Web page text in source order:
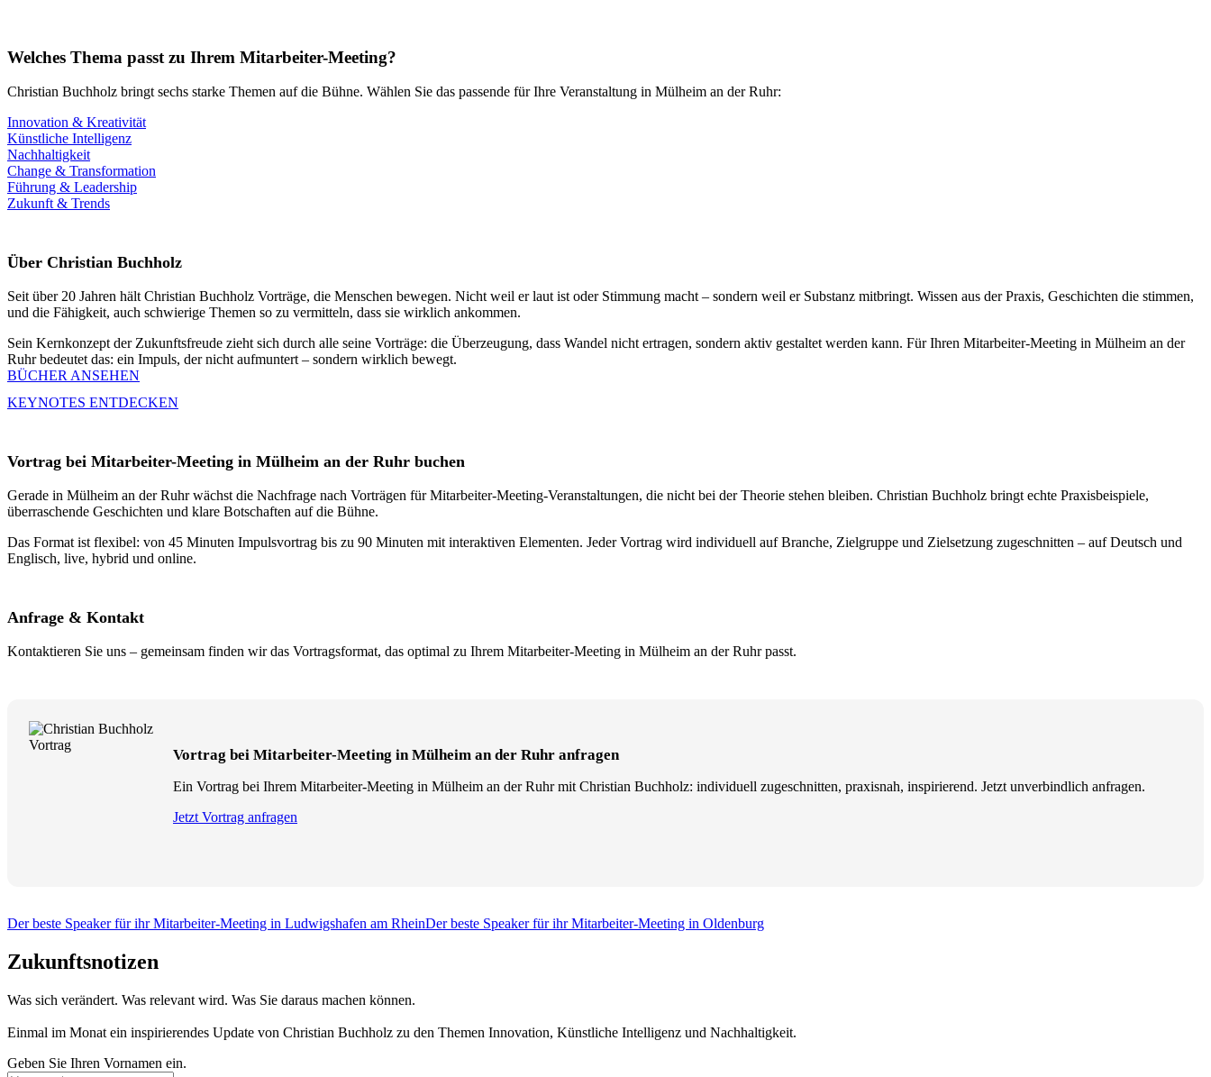
Welches Thema passt zu Ihrem Mitarbeiter-Meeting?
Christian Buchholz bringt sechs starke Themen auf die Bühne. Wählen Sie das passende für Ihre Veranstaltung in Mülheim an der Ruhr:
Innovation & Kreativität
Künstliche Intelligenz
Nachhaltigkeit
Change & Transformation
Führung & Leadership
Zukunft & Trends
Über Christian Buchholz
Seit über 20 Jahren hält Christian Buchholz Vorträge, die Menschen bewegen. Nicht weil er laut ist oder Stimmung macht – sondern weil er Substanz mitbringt. Wissen aus der Praxis, Geschichten die stimmen,
und die Fähigkeit, auch schwierige Themen so zu vermitteln, dass sie wirklich ankommen.
Sein Kernkonzept der Zukunftsfreude zieht sich durch alle seine Vorträge: die Überzeugung, dass Wandel nicht ertragen, sondern aktiv gestaltet werden kann. Für Ihren Mitarbeiter-Meeting in Mülheim an der
Ruhr bedeutet das: ein Impuls, der nicht aufmuntert – sondern wirklich bewegt.
BÜCHER ANSEHEN
KEYNOTES ENTDECKEN
Vortrag bei Mitarbeiter-Meeting in Mülheim an der Ruhr buchen
Gerade in Mülheim an der Ruhr wächst die Nachfrage nach Vorträgen für Mitarbeiter-Meeting-Veranstaltungen, die nicht bei der Theorie stehen bleiben. Christian Buchholz bringt echte Praxisbeispiele,
überraschende Geschichten und klare Botschaften auf die Bühne.
Das Format ist flexibel: von 45 Minuten Impulsvortrag bis zu 90 Minuten mit interaktiven Elementen. Jeder Vortrag wird individuell auf Branche, Zielgruppe und Zielsetzung zugeschnitten – auf Deutsch und
Englisch, live, hybrid und online.
Anfrage & Kontakt
Kontaktieren Sie uns – gemeinsam finden wir das Vortragsformat, das optimal zu Ihrem Mitarbeiter-Meeting in Mülheim an der Ruhr passt.
Vortrag bei Mitarbeiter-Meeting in Mülheim an der Ruhr anfragen
Ein Vortrag bei Ihrem Mitarbeiter-Meeting in Mülheim an der Ruhr mit Christian Buchholz: individuell zugeschnitten, praxisnah, inspirierend. Jetzt unverbindlich anfragen.
Jetzt Vortrag anfragen
Der beste Speaker für ihr Mitarbeiter-Meeting in Ludwigshafen am RheinDer beste Speaker für ihr Mitarbeiter-Meeting in Oldenburg
Zukunftsnotizen
Was sich verändert. Was relevant wird. Was Sie daraus machen können.
Einmal im Monat ein inspirierendes Update von Christian Buchholz zu den Themen Innovation, Künstliche Intelligenz und Nachhaltigkeit.
Geben Sie Ihren Vornamen ein.